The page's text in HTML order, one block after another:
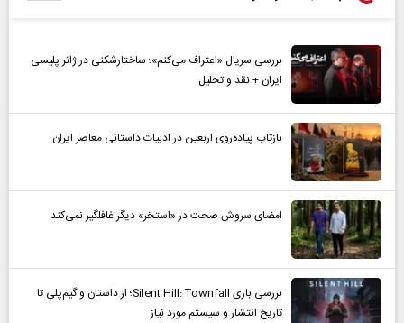
بررسی سریال «اعتراف می‌کنم»؛ ساختارشکنی در ژانر پلیسی
ایران + نقد و تحلیل
بازتاب پیاده‌روی اربعین در ادبیات داستانی معاصر ایران
امضای سروش صحت در «استخر» دیگر غافلگیر نمی‌کند
بررسی بازی Silent Hill: Townfall؛ از داستان و گیم‌پلی تا
تاریخ انتشار و سیستم مورد نیاز